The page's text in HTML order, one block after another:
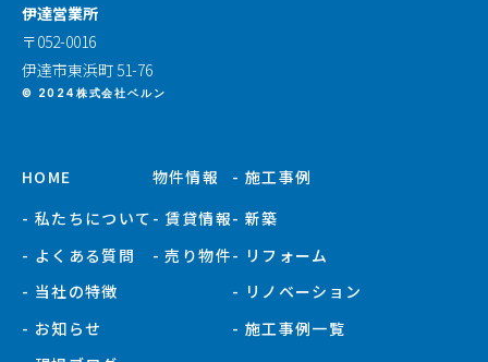
伊達営業所
〒052-0016
伊達市東浜町 51-76
© 2024株式会社ベルン
HOME
- 私たちについて
- よくある質問
- 当社の特徴
- お知らせ
物件情報
- 賃貸情報
- 売り物件
- 施工事例
- 新築
- リフォーム
- リノベーション
- 施工事例一覧